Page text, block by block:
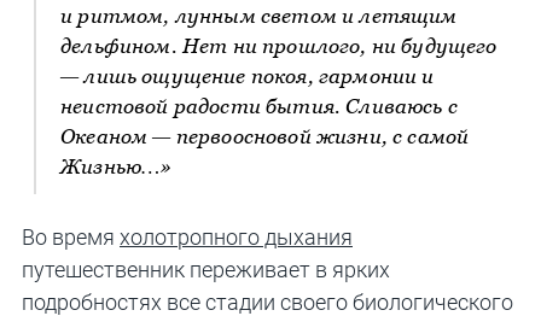
и ритмом, лунным светом и летящим
дельфином. Нет ни прошлого, ни будущего
— лишь ощущение покоя, гармонии и
неистовой радости бытия. Сливаюсь с
Океаном — первоосновой жизни, с самой
Жизнью…»
Во время холотропного дыхания
путешественник переживает в ярких
подробностях все стадии своего биологического